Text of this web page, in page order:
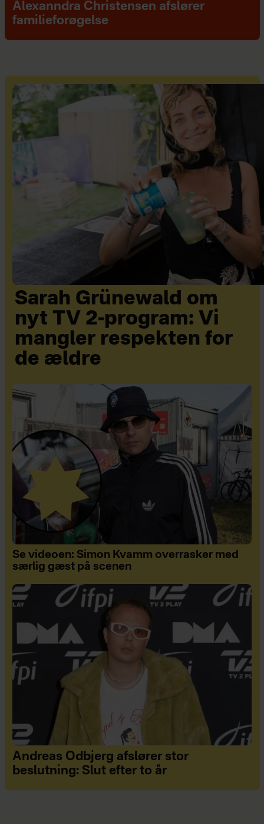
Alexanndra Christensen afslører
familieforøgelse
Sarah Grünewald om
nyt TV 2-program: Vi
mangler respekten for
de ældre
Se videoen: Simon Kvamm overrasker med
særlig gæst på scenen
Andreas Odbjerg afslører stor
beslutning: Slut efter to år